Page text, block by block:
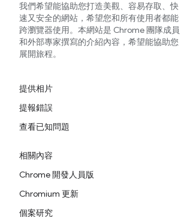
我們希望能協助您打造美觀、容易存取、快
速又安全的網站，希望您和所有使用者都能
跨瀏覽器使用。本網站是 Chrome 團隊成員
和外部專家撰寫的介紹內容，希望能協助您
展開旅程。
提供相片
提報錯誤
查看已知問題
相關內容
Chrome 開發人員版
Chromium 更新
個案研究